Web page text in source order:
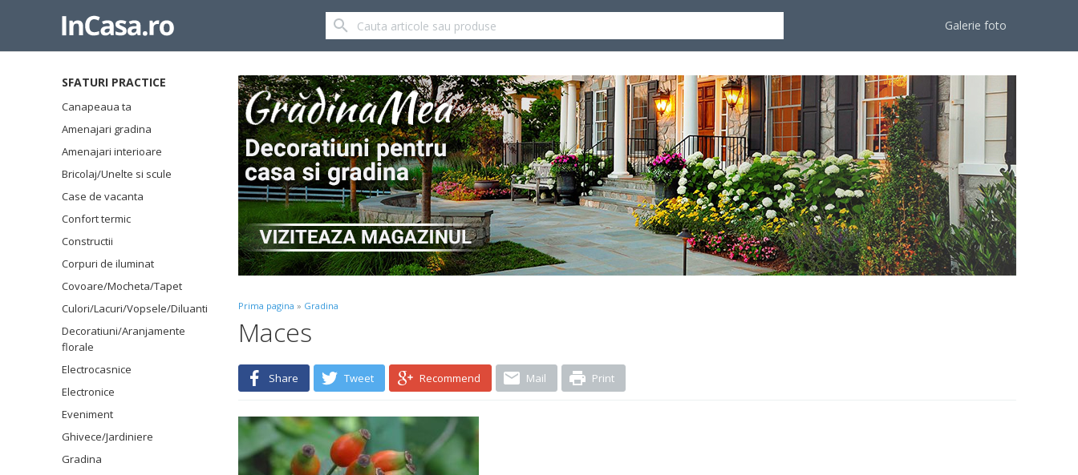
Galerie foto
SFATURI PRACTICE
Canapeaua ta
Amenajari gradina
Amenajari interioare
Bricolaj/Unelte si scule
Case de vacanta
Confort termic
Constructii
Corpuri de iluminat
Covoare/Mocheta/Tapet
Culori/Lacuri/Vopsele/Diluanti
Decoratiuni/Aranjamente
florale
Electrocasnice
Electronice
Eveniment
Ghivece/Jardiniere
Gradina
Prima pagina » Gradina
Maces
Share Tweet Recommend Mail Print